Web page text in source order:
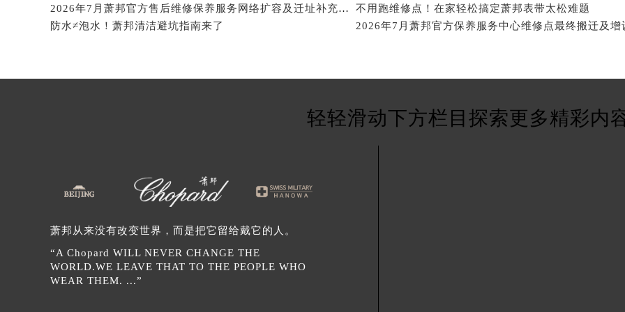
北京市朝阳区建国门外大街甲6号华熙国际中心D座11层1102室萧邦售后服务中心（北京总部）（需
北京市东城区东长安街1号王府井东方广场W3座6层602室萧邦售后服务中心（需提前预约）
内蒙古自治区巴彦淖尔市临河区新华街萧邦售后服务中心（需提前预约）
内蒙古自治区赤峰市红山区哈达街萧邦售后服务中心（需提前预约）
内蒙古自治区通辽市科尔沁区明仁大街萧邦售后服务中心（需提前预约）
内蒙古自治区乌海市海勃湾区人民南路萧邦售后服务中心（需提前预约）
内蒙古自治区锡林郭勒盟市锡林浩特市光明街与额尔敦路交叉口萧邦售后服务中心（需提前预约）
内蒙古自治区兴安盟市乌兰浩特市兴安大街萧邦售后服务中心（需提前预约）
山西省大同市平城区迎宾街萧邦售后服务中心（需提前预约）
2026年7月萧邦官方售后维修保养服务网络扩容及迁址补充公告原文内容发布
不用跑维修点！在家轻松搞定萧邦表带太松难题
防水≠泡水！萧邦清洁避坑指南来了
2026年7月萧邦官方保养服务中心维修点最终搬迁及增
轻轻滑动下方栏目探索更多精彩内
萧邦从来没有改变世界，而是把它留给戴它的人。
“A Chopard WILL NEVER CHANGE THE
WORLD.WE LEAVE THAT TO THE PEOPLE WHO
WEAR THEM. ...”